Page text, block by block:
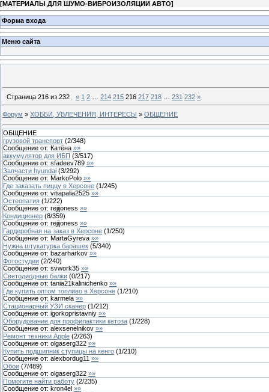
[МАТЕРИАЛЫ ДЛЯ ШУМО-ВИБРОИЗОЛЯЦИИ АВТО]
Форма входа
Меню сайта
Страница 216 из 232 « 1 2 214 215 216 217 218 231 232 »
Форум » ХОББИ, УВЛЕЧЕНИЯ, ИНТЕРЕСЫ » ОБЩЕНИЕ
ОБЩЕНИЕ
грузовой транспорт (2/348)
Сообщение от: Катёна »»
аккумулятор для ИБП (3/517)
Сообщение от: sfadeev789 »»
Запчасти hyundai (3/292)
Сообщение от: MarkoPolo »»
Где заказать пиццу в Херсоне (1/245)
Сообщение от: vitiapalia2525 »»
Остеопатия (1/222)
Сообщение от: rejijoness »»
Кондиционер (8/359)
Сообщение от: rejijoness »»
Гардеробная на заказ в Херсоне (1/250)
Сообщение от: MartaGyreva »»
Нужна штукатурка барашек (5/340)
Сообщение от: bazarharkov »»
Фотостудии (2/240)
Сообщение от: svwork35 »»
Светодиодные балки (0/217)
Сообщение от: tania21kalinichenko »»
Где купить оптом топливо в Херсоне (1/210)
Сообщение от: karmela »»
Стационарный УЗИ сканер (1/212)
Сообщение от: igorkopristavniy »»
Оборудование для профилактики кетоза (1/228)
Сообщение от: alexsenelnikov »»
Ремонт техники Apple (2/263)
Сообщение от: olgaserg322 »»
Купить подшипник ступицы на кенго (1/210)
Сообщение от: alexbordug11 »»
Обои (7/489)
Сообщение от: olgaserg322 »»
Помогите найти работу (2/235)
Сообщение от: kron4el »»